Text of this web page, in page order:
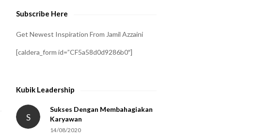
Subscribe Here
Get Newest Inspiration From Jamil Azzaini
[caldera_form id=”CF5a58d0d9286b0″]
Kubik Leadership
S
Sukses Dengan Membahagiakan
Karyawan
14/08/2020